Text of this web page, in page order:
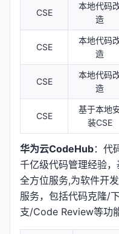
CSE
本地代码
造
CSE
本地代码
造
CSE
本地代码
造
CSE
基于本地
装CSE
华为云CodeHub：代
千亿级代码管理经验
全方位服务,为软件开
服务，包括代码克隆/
支/Code Review等功能